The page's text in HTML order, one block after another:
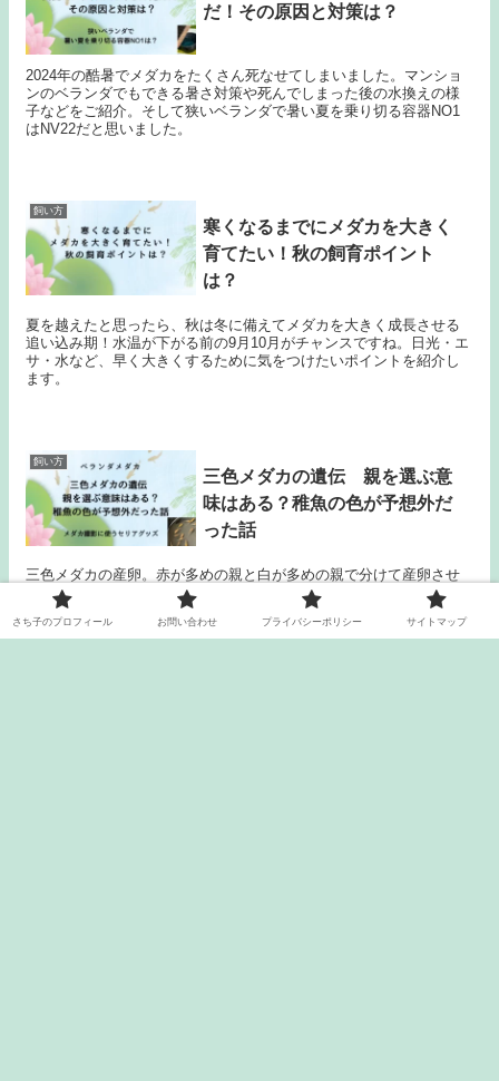
だ！その原因と対策は？
2024年の酷暑でメダカをたくさん死なせてしまいました。マンショ
ンのベランダでもできる暑さ対策や死んでしまった後の水換えの様
子などをご紹介。そして狭いベランダで暑い夏を乗り切る容器NO1
はNV22だと思いました。
飼い方
寒くなるまでにメダカを大きく
育てたい！秋の飼育ポイント
は？
夏を越えたと思ったら、秋は冬に備えてメダカを大きく成長させる
追い込み期！水温が下がる前の9月10月がチャンスですね。日光・エ
サ・水など、早く大きくするために気をつけたいポイントを紹介し
ます。
飼い方
三色メダカの遺伝 親を選ぶ意
味はある？稚魚の色が予想外だ
った話
三色メダカの産卵。赤が多めの親と白が多めの親で分けて産卵させ
た結果は？三色の親から二色が産まれたり、赤い親からも白が産ま
れたり、遺伝は面白くて難しい。さすがプロ向きのメダカですね。
メダカの写真はセリアグッズを使ってスマホで撮っています。
さち子のプロフィール お問い合わせ プライバシーポリシー サイトマップ